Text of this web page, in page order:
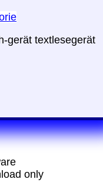
gerät textlesegerät
only